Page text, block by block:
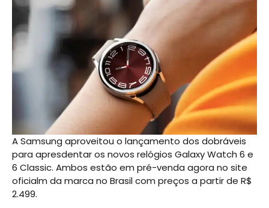
A Samsung aproveitou o lançamento dos dobráveis
para apresdentar os novos relógios Galaxy Watch 6 e
6 Classic. Ambos estão em pré-venda agora no site
oficialm da marca no Brasil com preços a partir de R$
2.499.